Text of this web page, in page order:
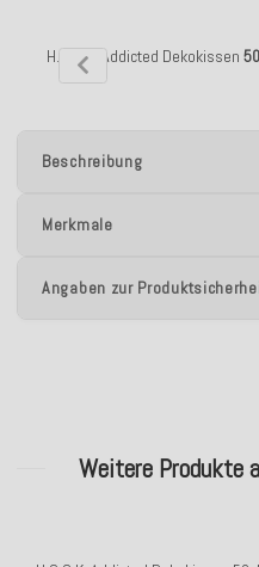
H.O.C.K. Addicted Dekokissen
Beschreibung
Merkmale
Angaben zur
Weitere Produkte